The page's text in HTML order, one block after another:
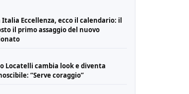
Italia Eccellenza, ecco il calendario: il
il primo assaggio del nuovo
Locatelli cambia look e diventa
“Serve coraggio”